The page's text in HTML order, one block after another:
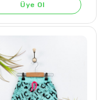
ADET 6-18 AYLIK
Üye Ol